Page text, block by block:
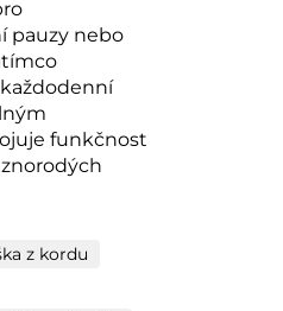
pauzy nebo
funkčnost
z kordu